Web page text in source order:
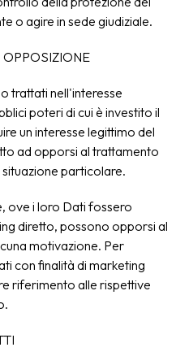
o agire in sede giudiziale.
OPPOSIZIONE
trattati nell'interesse
poteri di cui è investito il
un interesse legittimo del
ad opporsi al trattamento
particolare.
ove i loro Dati fossero
diretto, possono opporsi al
motivazione. Per
con finalità di marketing
riferimento alle rispettive